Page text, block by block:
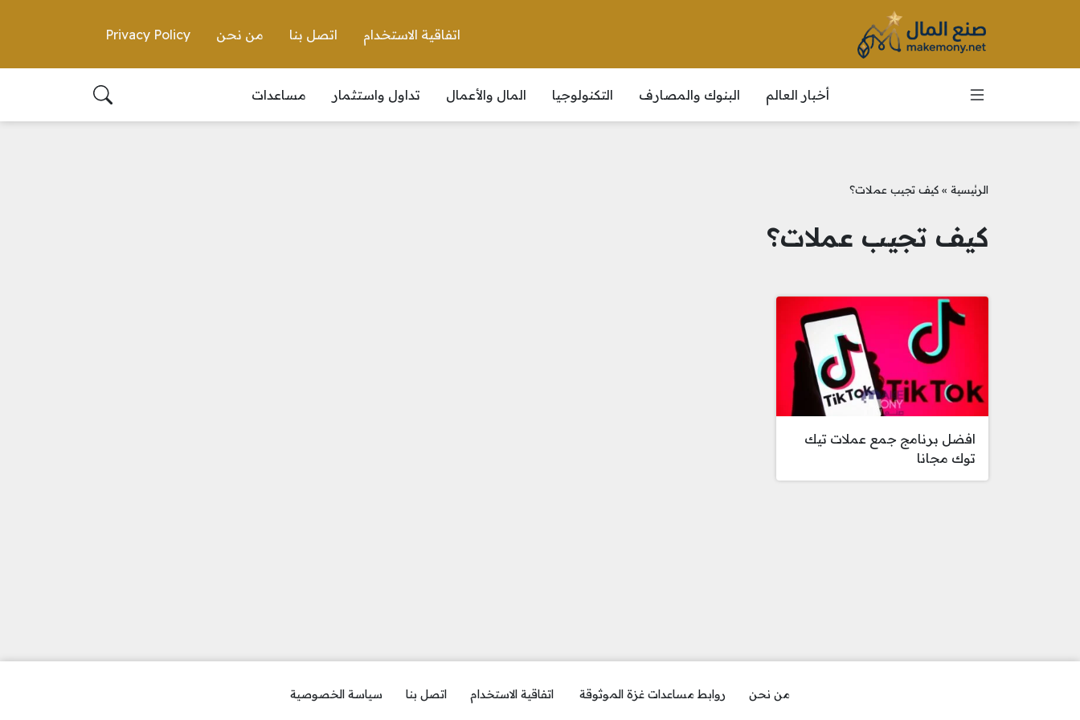
اتفاقية الاستخدام اتصل بنا من نحن Privacy Policy
أخبار العالم البنوك والمصارف التكنولوجيا المال والأعمال تداول واستثمار مساعدات
الرئيسية »كيف تجيب عملات؟
كيف تجيب عملات؟
افضل برنامج جمع عملات تيك
توك مجانا
من نحن روابط مساعدات غزة الموثوقة اتفاقية الاستخدام اتصل بنا سياسة الخصوصية